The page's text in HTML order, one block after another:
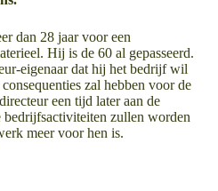
dan 28 jaar voor een
Hij is de 60 al gepasseerd.
eigenaar dat hij het bedrijf wil
zal hebben voor de
een tijd later aan de
bedrijfsactiviteiten zullen worden
meer voor hen is.